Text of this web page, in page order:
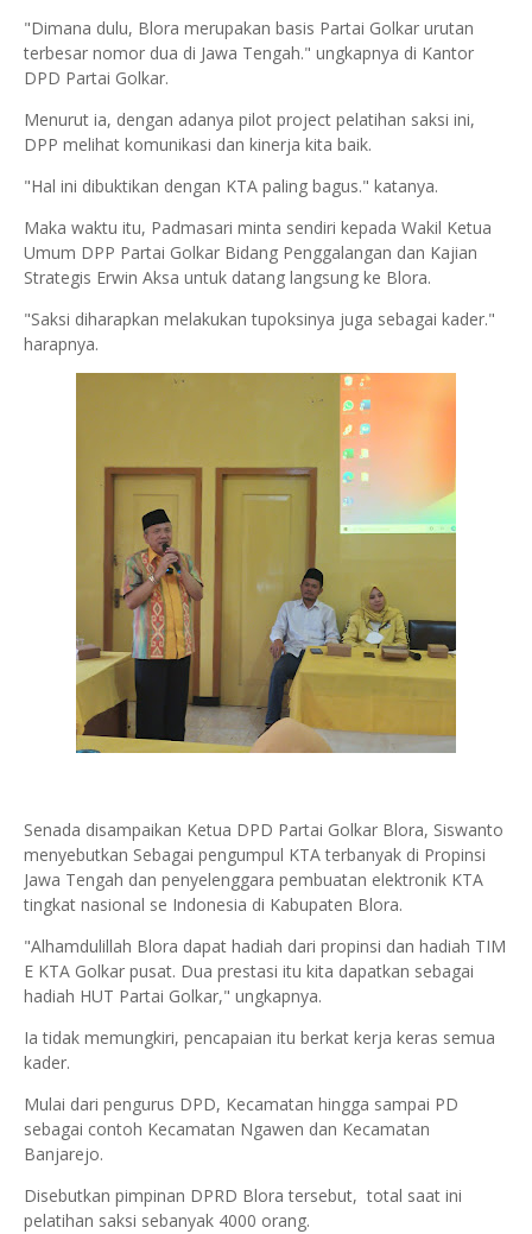
"Dimana dulu, Blora merupakan basis Partai Golkar urutan
terbesar nomor dua di Jawa Tengah." ungkapnya di Kantor
DPD Partai Golkar.
Menurut ia, dengan adanya pilot project pelatihan saksi ini,
DPP melihat komunikasi dan kinerja kita baik.
"Hal ini dibuktikan dengan KTA paling bagus." katanya.
Maka waktu itu, Padmasari minta sendiri kepada Wakil Ketua
Umum DPP Partai Golkar Bidang Penggalangan dan Kajian
Strategis Erwin Aksa untuk datang langsung ke Blora.
"Saksi diharapkan melakukan tupoksinya juga sebagai kader."
harapnya.
Senada disampaikan Ketua DPD Partai Golkar Blora, Siswanto
menyebutkan Sebagai pengumpul KTA terbanyak di Propinsi
Jawa Tengah dan penyelenggara pembuatan elektronik KTA
tingkat nasional se Indonesia di Kabupaten Blora.
"Alhamdulillah Blora dapat hadiah dari propinsi dan hadiah TIM
E KTA Golkar pusat. Dua prestasi itu kita dapatkan sebagai
hadiah HUT Partai Golkar," ungkapnya.
Ia tidak memungkiri, pencapaian itu berkat kerja keras semua
kader.
Mulai dari pengurus DPD, Kecamatan hingga sampai PD
sebagai contoh Kecamatan Ngawen dan Kecamatan
Banjarejo.
Disebutkan pimpinan DPRD Blora tersebut, total saat ini
pelatihan saksi sebanyak 4000 orang.